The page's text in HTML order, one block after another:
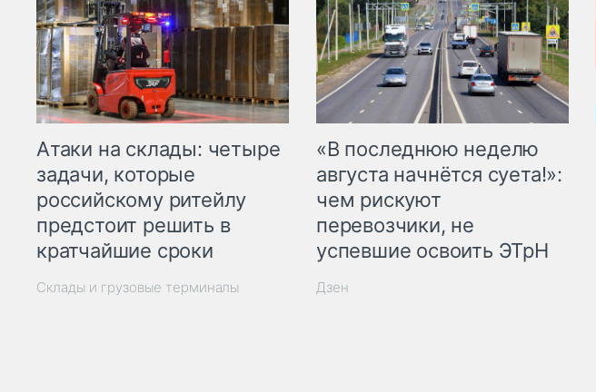
Атаки на склады: четыре
задачи, которые
российскому ритейлу
предстоит решить в
кратчайшие сроки
Склады и грузовые терминалы
«В последнюю неделю
августа начнётся суета!»:
чем рискуют
перевозчики, не
успевшие освоить ЭТрН
Дзен